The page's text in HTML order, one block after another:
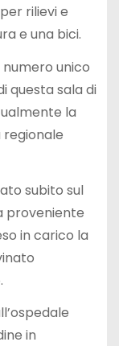
rilievi e
e una bici.
unico
questa sala di
la
subito sul
proveniente
in carico la
in